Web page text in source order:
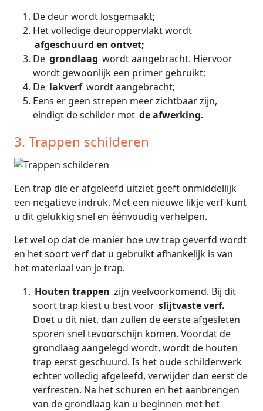
De deur wordt losgemaakt;
Het volledige deuroppervlakt wordt
afgeschuurd en ontvet;
De grondlaag wordt aangebracht. Hiervoor
wordt gewoonlijk een primer gebruikt;
De lakverf wordt aangebracht;
Eens er geen strepen meer zichtbaar zijn,
eindigt de schilder met de afwerking.
3. Trappen schilderen
Een trap die er afgeleefd uitziet geeft onmiddellijk
een negatieve indruk. Met een nieuwe likje verf kunt
u dit gelukkig snel en éénvoudig verhelpen.
Let wel op dat de manier hoe uw trap geverfd wordt
en het soort verf dat u gebruikt afhankelijk is van
het materiaal van je trap.
Houten trappen zijn veelvoorkomend. Bij dit
soort trap kiest u best voor slijtvaste verf.
Doet u dit niet, dan zullen de eerste afgesleten
sporen snel tevoorschijn komen. Voordat de
grondlaag aangelegd wordt, wordt de houten
trap eerst geschuurd. Is het oude schilderwerk
echter volledig afgeleefd, verwijder dan eerst de
verfresten. Na het schuren en het aanbrengen
van de grondlaag kan u beginnen met het